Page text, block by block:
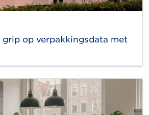
grip op verpakkingsdata met